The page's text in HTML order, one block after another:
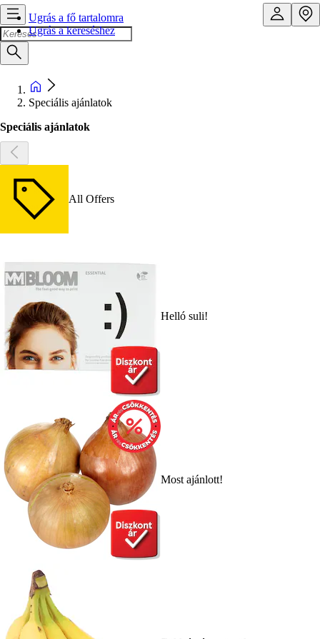
Ugrás a fő tartalomra
Ugrás a kereséshez
Speciális ajánlatok
Speciális ajánlatok
All Offers
Helló suli!
Most ajánlott!